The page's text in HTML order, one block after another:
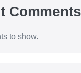
Comments
to show.